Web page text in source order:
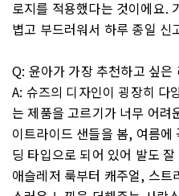
로지를 적용했다는 것이에요.
볍고 부드러워서 하루 종일 신
Q: 윤아가 가장 추천하고 싶은
A: 슈즈의 디자인이 굉장히 다
는 제품을 고르기가 너무 어려
이트라이드 샌들을 봄, 여름
딩 타입으로 되어 있어 발도
애슬레저 룩부터 캐주얼, 스트